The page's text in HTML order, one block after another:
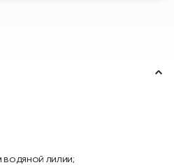
лилии;